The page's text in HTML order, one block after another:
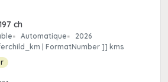
ch
Automatique
2026
| FormatNumber ]] kms